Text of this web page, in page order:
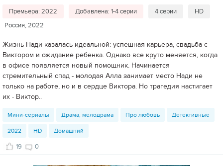
Премьера: 2022 Добавлена: 1-4 серии 4 серии
HD
Россия, 2022
Жизнь Нади казалась идеальной: успешная карьера, свадьба с
Виктором и ожидание ребенка. Однако все круто меняется, когда
в офисе появляется новый помощник. Начинается
стремительный спад - молодая Алла занимает место Нади не
только на работе, но и в сердце Виктора. Но трагедия настигает
их - Виктор..
Мини-сериалы Драма, мелодрама Про любовь Детективные
2022 HD Домашний
19 0